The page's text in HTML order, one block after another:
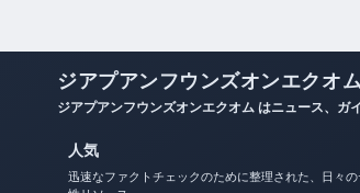
ジアプアンフウンズオンエクオ
ジアプアンフウンズオンエクオム はニュース、ガ
人気
迅速なファクトチェックのために整理された、日々
性リソース。